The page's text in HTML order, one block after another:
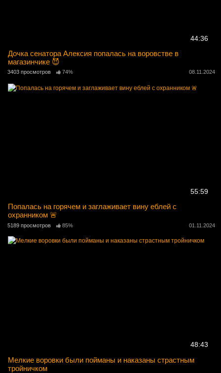
44:36
Дочка сенатора Алексия попалась на воровстве в
магазинчике 😈
3403 просмотров 74% 08.11.2024
55:59
Попалась на горячем и заглаживает вину еблей с
охранником 🚨
5189 просмотров 85% 01.11.2024
48:43
Мелкие воровки были пойманы и наказаны страстным
тройничком